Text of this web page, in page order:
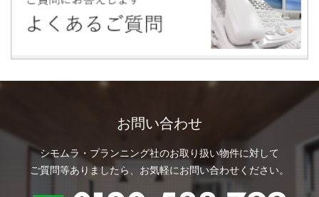
お問い合わせ
シモムラ・プランニング社のお取り扱い物件に対して
ご質問等ありましたら、お気軽にお問い合わせください。